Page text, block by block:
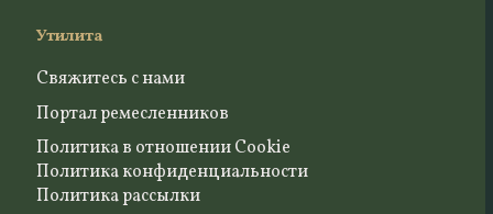
Утилита
Свяжитесь с нами
Портал ремесленников
Политика в отношении Cookie
Политика конфиденциальности
Политика рассылки